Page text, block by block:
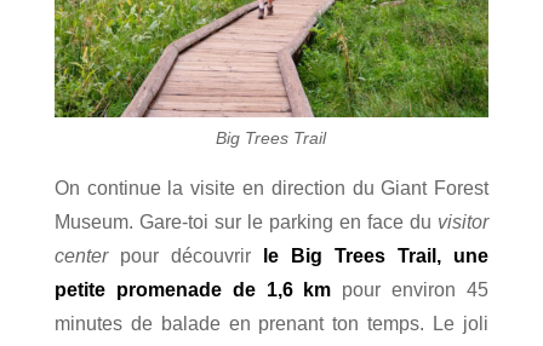
Big Trees Trail
On continue la visite en direction du Giant Forest
Museum. Gare-toi sur le parking en face du visitor
center pour découvrir
le Big Trees Trail, une
petite promenade de 1,6 km pour environ 45
minutes de balade en prenant ton temps. Le joli